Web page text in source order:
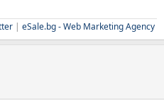
| eSale.bg - Web Marketing Agency